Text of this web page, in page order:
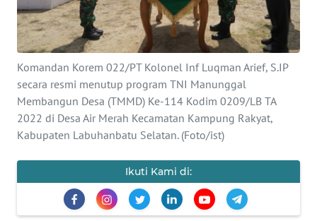
Komandan Korem 022/PT Kolonel Inf Luqman Arief, S.IP
secara resmi menutup program TNI Manunggal
Membangun Desa (TMMD) Ke-114 Kodim 0209/LB TA
2022 di Desa Air Merah Kecamatan Kampung Rakyat,
Kabupaten Labuhanbatu Selatan. (Foto/ist)
Ikuti Kami di:
INFO
IKLAN
TENTANG
KAMI
PEDOMAN
MEDIA
REDAKSI